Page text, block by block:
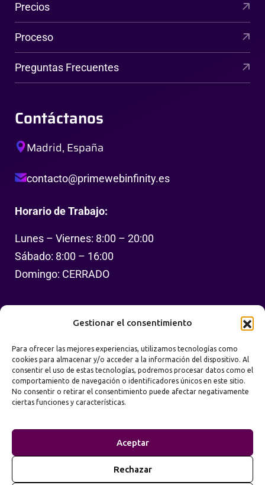
Gestionar el consentimiento
Para ofrecer las mejores experiencias, utilizamos tecnologías como
cookies para almacenar y/o acceder a la información del dispositivo. Al
consentir el uso de estas tecnologías, podremos procesar datos como el
comportamiento de navegación o identificadores únicos en este sitio.
No consentir o retirar el consentimiento puede afectar negativamente
ciertas funciones y características.
Aceptar
Rechazar
Precios
Proceso
Preguntas Frecuentes
Contáctanos
Madrid, España
contacto@primewebinfinity.es
Horario de Trabajo:
Lunes – Viernes: 8:00 – 20:00
Sábado: 8:00 – 16:00
Domingo: CERRADO
Síguenos
Política de PrivacidadTérminos de Uso
Mapa del Sitio
©2026Prime Web Infinity. Todos los derechos